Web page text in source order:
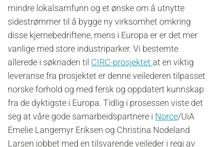
mindre lokalsamfunn og et ønske om å utnytte
sidestrømmer til å bygge ny virksomhet omkring
disse kjernebedriftene, mens i Europa er er det mer
vanlige med store industriparker. Vi bestemte
allerede i søknaden til CIRC-prosjektet at en viktig
leveranse fra prosjektet er denne veilederen tilpasset
norske forhold og med fersk og oppdatert kunnskap
fra de dyktigste i Europa. Tidlig i prosessen viste det
seg at våre gode samarbeidspartnere i Norce/UiA
Emelie Langemyr Eriksen og Christina Nodeland
Larsen jobbet med en tilsvarende veileder i regi av